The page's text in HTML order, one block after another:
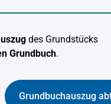
des Grundstücks
Grundbuch.
Grundbuchauszug